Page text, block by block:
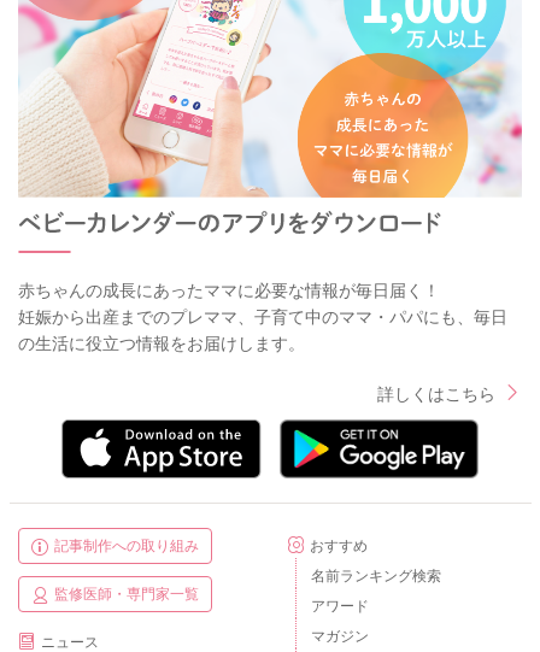
野菜スープに入れる野菜も可愛い形にくり抜いたり、一緒にフ
リフリおにぎりを作ったり、パンにヨーグルトなどを塗ってく
るくるサンドイッチを作ったり、お子様ができそうな事を一緒
にやってみるというのもポイントとなります。
お人形に食べさせる真似をしたり、お母さんとお子さんで食べ
させ合いっこをするのも良いですね。
お子様の興味があるものは何かな？と考えつつ、何かテンショ
伝えてあげるものお勧めです。煮物や汁物、鍋物、蒸し料理な
ど、大人のメニューを考える時に、子供に取り分けできるもの
は何かな？と考えて進めていけると良いですね。
この時期は間食の時間もお食事の一部をなるものを与えるのが
望ましいので、食事を切り上げて摂りきれなかった栄養を間食
の時間に補食として与える様に考えていけると良いですね。
間食として望ましいものは、おにぎり、ホットケーキ、蒸しパ
ト、チーズ、果物などです。
おやつの取り入れ方について、また、小食の対応について私が
監修した記事がありますので、参考にして頂けたら幸いです。
赤ちゃんの成長にあったママに必要な情報が毎日届く！
妊娠から出産までのプレママ、子育て中のママ・パパにも、毎日
の生活に役立つ情報をお届けします。
詳しくはこちら
記事制作への取り組み
監修医師・専門家一覧
ニュース
おすすめ
名前ランキング検索
アワード
マガジン